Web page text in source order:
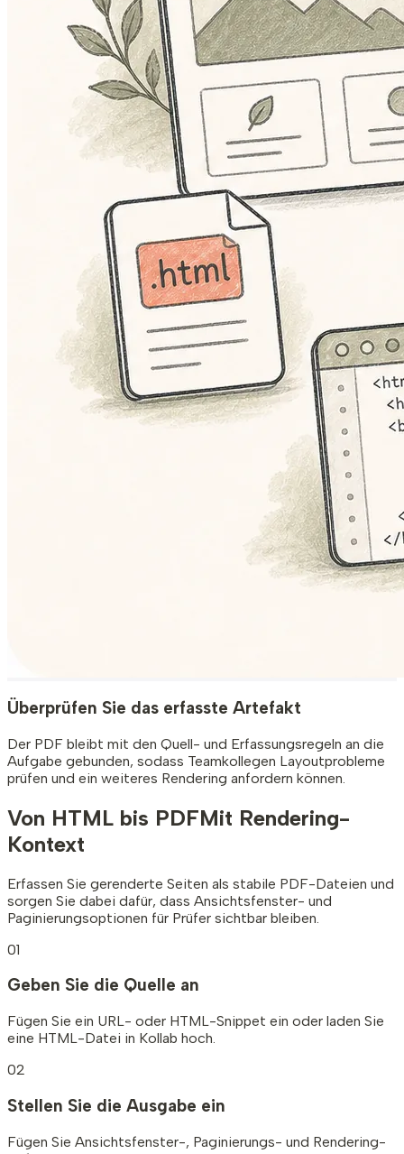
Überprüfen Sie das erfasste Artefakt
Der PDF bleibt mit den Quell- und Erfassungsregeln an die
Aufgabe gebunden, sodass Teamkollegen Layoutprobleme
prüfen und ein weiteres Rendering anfordern können.
Von HTML bis PDFMit Rendering-
Kontext
Erfassen Sie gerenderte Seiten als stabile PDF-Dateien und
sorgen Sie dabei dafür, dass Ansichtsfenster- und
Paginierungsoptionen für Prüfer sichtbar bleiben.
01
Geben Sie die Quelle an
Fügen Sie ein URL- oder HTML-Snippet ein oder laden Sie
eine HTML-Datei in Kollab hoch.
02
Stellen Sie die Ausgabe ein
Fügen Sie Ansichtsfenster-, Paginierungs- und Rendering-